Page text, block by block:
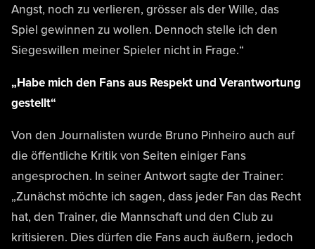
Angst, noch zu verlieren, grösser als der Wille, das
Spiel gewinnen zu wollen. Dennoch stelle ich den
Siegeswillen meiner Spieler nicht in Frage.“
„Habe mich den Fans aus Respekt und Verantwortung
gestellt“
Von den Journalisten wurde Bruno Pinheiro auch auf
die öffentliche Kritik von Seiten einiger Fans
angesprochen. In seiner Antwort sagte der Trainer:
„Zunächst möchte ich sagen, dass jeder Fan das Recht
hat, den Trainer, die Mannschaft und den Club zu
kritisieren. Dies dürfen die Fans auch äußern, jedoch